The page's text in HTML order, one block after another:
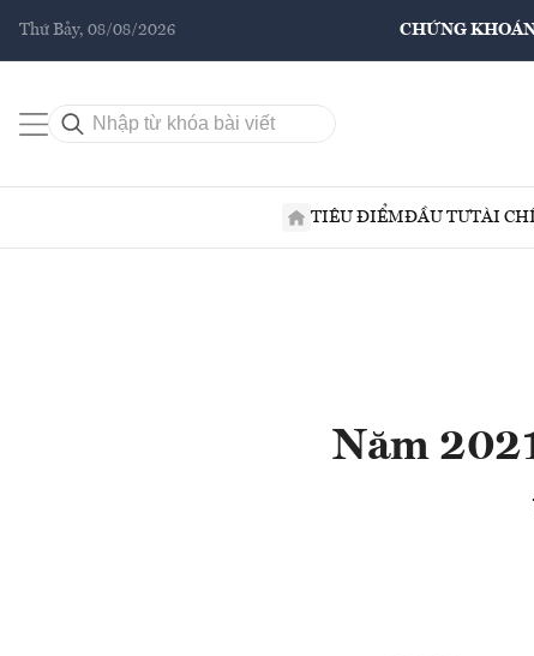
Thứ Bảy, 08/08/2026 CHỨNG KHOÁN
TIÊU ĐIỂMĐẦU TƯTÀI
Năm